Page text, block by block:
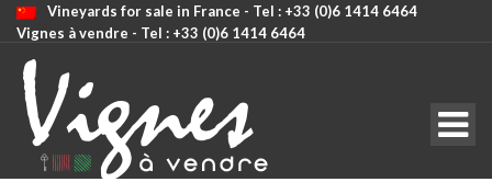
Vineyards for sale in France - Tel : +33 (0)6 1414 6464
Vignes à vendre - Tel : +33 (0)6 1414 6464
CODE: SELECT ALL